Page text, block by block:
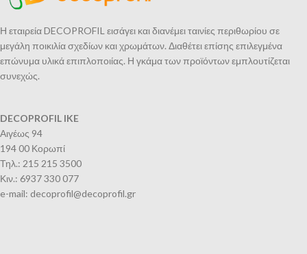
Η εταιρεία DECOPROFIL εισάγει και διανέμει ταινίες περιθωρίου σε
μεγάλη ποικιλία σχεδίων και χρωμάτων. Διαθέτει επίσης επιλεγμένα
επώνυμα υλικά επιπλοποιίας. Η γκάμα των προϊόντων εμπλουτίζεται
συνεχώς.
DECOPROFIL IKE
Αιγέως 94
194 00 Κορωπί
Τηλ.: 215 215 3500
Κιν.: 6937 330 077
e-mail: decoprofil@decoprofil.gr